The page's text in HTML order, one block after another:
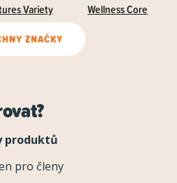
Variety Wellness Core
ZNAČKY
produktů
pro členy